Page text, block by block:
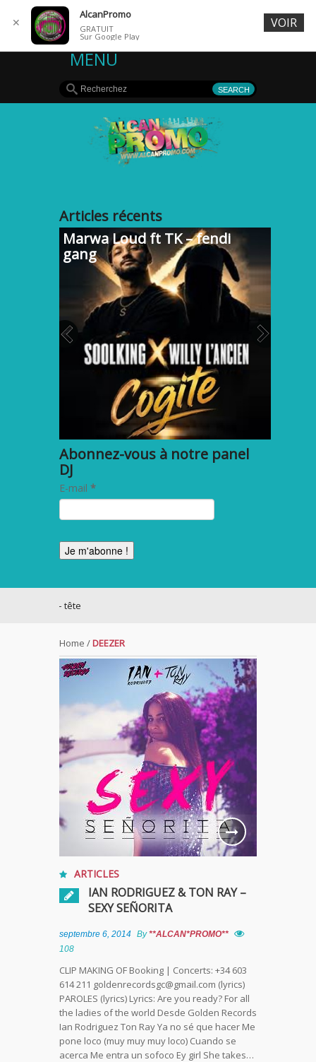
MENU
Articles récents
Marwa Loud ft TK – fendi
gang
Abonnez-vous à notre panel
DJ
E-mail *
– tête
Home /DEEZER
ARTICLES
IAN RODRIGUEZ & TON RAY –
SEXY SEÑORITA
septembre 6, 2014 By**ALCAN*PROMO**
108
CLIP MAKING OF Booking | Concerts: +34 603
614 211 goldenrecordsgc@gmail.com (lyrics)
PAROLES (lyrics) Lyrics: Are you ready? For all
the ladies of the world Desde Golden Records
Ian Rodriguez Ton Ray Ya no sé que hacer Me
pone loco (muy muy muy loco) Cuando se
acerca Me entra un sofoco Ey girl She takes…
✕
AlcanPromo
GRATUIT
Sur Google Play
VOIR